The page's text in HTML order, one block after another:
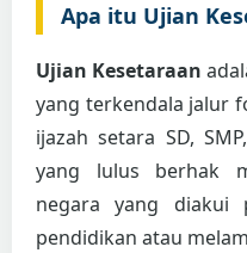
Apa itu Ujian
Ujian Kesetaraan
yang terkendala jalur
ijazah setara SD,
yang lulus berhak
negara yang diakui
pendidikan atau